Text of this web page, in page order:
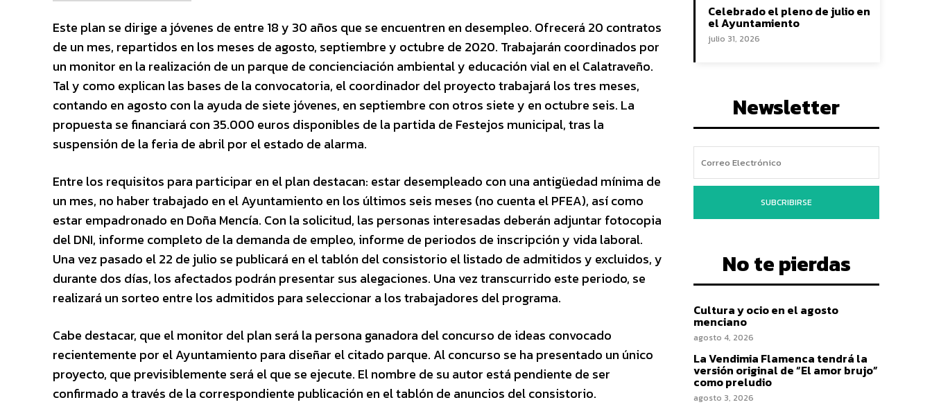
Este plan se dirige a jóvenes de entre 18 y 30 años que se encuentren en desempleo. Ofrecerá 20 contratos
de un mes, repartidos en los meses de agosto, septiembre y octubre de 2020. Trabajarán coordinados por
un monitor en la realización de un parque de concienciación ambiental y educación vial en el Calatraveño.
Tal y como explican las bases de la convocatoria, el coordinador del proyecto trabajará los tres meses,
contando en agosto con la ayuda de siete jóvenes, en septiembre con otros siete y en octubre seis. La
propuesta se financiará con 35.000 euros disponibles de la partida de Festejos municipal, tras la
suspensión de la feria de abril por el estado de alarma.
Entre los requisitos para participar en el plan destacan: estar desempleado con una antigüedad mínima de
un mes, no haber trabajado en el Ayuntamiento en los últimos seis meses (no cuenta el PFEA), así como
estar empadronado en Doña Mencía. Con la solicitud, las personas interesadas deberán adjuntar fotocopia
del DNI, informe completo de la demanda de empleo, informe de periodos de inscripción y vida laboral.
Una vez pasado el 22 de julio se publicará en el tablón del consistorio el listado de admitidos y excluidos, y
durante dos días, los afectados podrán presentar sus alegaciones. Una vez transcurrido este periodo, se
realizará un sorteo entre los admitidos para seleccionar a los trabajadores del programa.
Cabe destacar, que el monitor del plan será la persona ganadora del concurso de ideas convocado
recientemente por el Ayuntamiento para diseñar el citado parque. Al concurso se ha presentado un único
proyecto, que previsiblemente será el que se ejecute. El nombre de su autor está pendiente de ser
confirmado a través de la correspondiente publicación en el tablón de anuncios del consistorio.
Celebrado el pleno de julio en
el Ayuntamiento
julio 31, 2026
Newsletter
SUBCRIBIRSE
No te pierdas
Cultura y ocio en el agosto
menciano
agosto 4, 2026
La Vendimia Flamenca tendrá la
versión original de “El amor brujo”
como preludio
agosto 3, 2026